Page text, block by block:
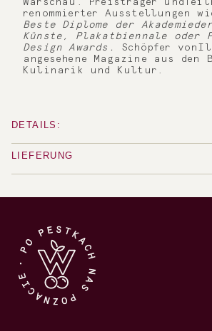
Warschau. Preisträger
renommierter Ausstellungen
Beste Diplome der
Künste, Plakatbiennale oder
Design Awards. Schöpfer
angesehene Magazine aus den
Kulinarik und Kultur.
DETAILS:
LIEFERUNG